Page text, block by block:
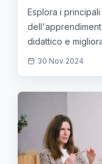
Processo
Esplora i
didattico e
30 Nov 2024